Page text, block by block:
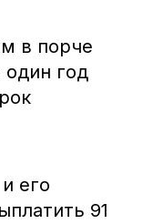
в порче
один год
его
91